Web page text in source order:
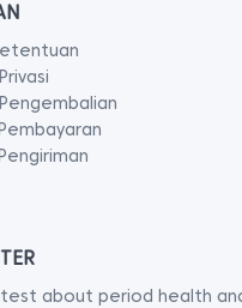
about period health